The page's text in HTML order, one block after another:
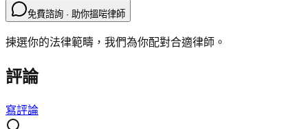
免費諮詢 · 助你搵啱律師
揀選你的法律範疇，我們為你配對合適律師。
評論
寫評論